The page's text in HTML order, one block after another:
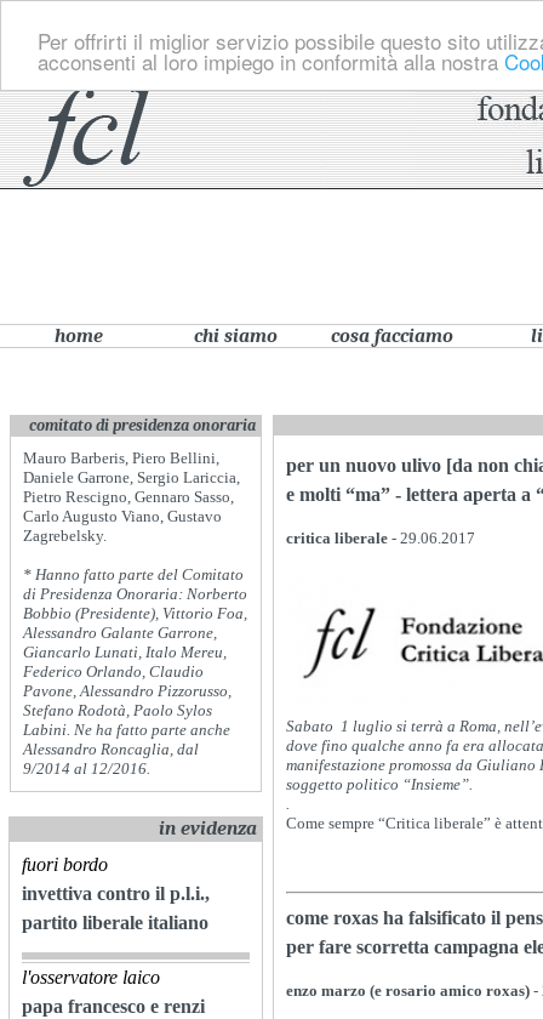
Per offrirti il miglior servizio possibile questo sito
acconsenti al loro impiego in conformità alla nostra
home chi siamo cosa facciamo
comitato di presidenza onoraria
Mauro Barberis, Piero Bellini,
Daniele Garrone, Sergio Lariccia,
Pietro Rescigno, Gennaro Sasso,
Carlo Augusto Viano, Gustavo
Zagrebelsky.
* Hanno fatto parte del Comitato
di Presidenza Onoraria: Norberto
Bobbio (Presidente), Vittorio Foa,
Alessandro Galante Garrone,
Giancarlo Lunati, Italo Mereu,
Federico Orlando, Claudio
Pavone, Alessandro Pizzorusso,
Stefano Rodotà, Paolo Sylos
Labini. Ne ha fatto parte anche
Alessandro Roncaglia, dal
9/2014 al 12/2016.
in evidenza
fuori bordo
invettiva contro il p.l.i.,
partito liberale italiano
l'osservatore laico
papa francesco e renzi
per un nuovo ulivo [da non
e molti “ma” - lettera aperta a
critica liberale - 29.06.2017
Sabato 1 luglio si terrà a Roma,
dove fino qualche anno fa era
manifestazione promossa da
soggetto politico “Insieme”.
.
Come sempre “Critica liberale” è
come roxas ha falsificato il
per fare scorretta campagna
enzo marzo (e rosario amico roxas) -